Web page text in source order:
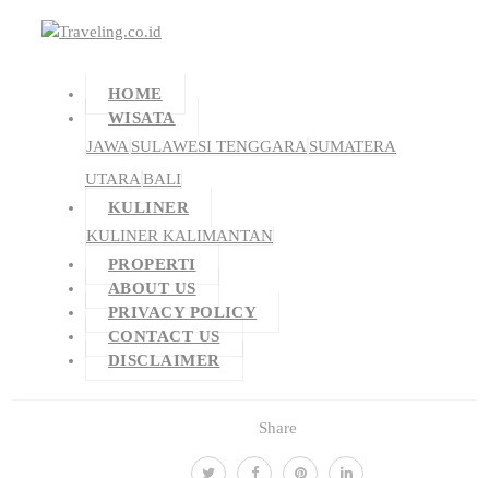
HOME
WISATA
JAWA SULAWESI TENGGARA SUMATERA
UTARA BALI
KULINER
KULINER KALIMANTAN
PROPERTI
ABOUT US
PRIVACY POLICY
CONTACT US
DISCLAIMER
Share